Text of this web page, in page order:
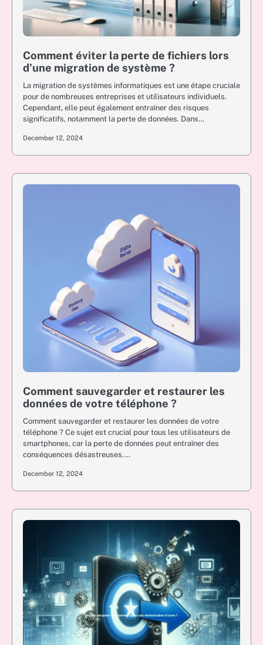
Comment éviter la perte de fichiers lors
d’une migration de système ?
La migration de systèmes informatiques est une étape cruciale
pour de nombreuses entreprises et utilisateurs individuels.
Cependant, elle peut également entraîner des risques
significatifs, notamment la perte de données. Dans…
December 12, 2024
Comment sauvegarder et restaurer les
données de votre téléphone ?
Comment sauvegarder et restaurer les données de votre
téléphone ? Ce sujet est crucial pour tous les utilisateurs de
smartphones, car la perte de données peut entraîner des
conséquences désastreuses.…
December 12, 2024